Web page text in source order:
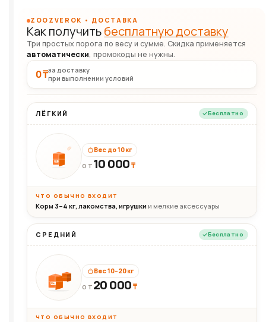
ZOOZVEROK • ДОСТАВКА
Как получитьбесплатную доставку
Три простых порога по весу и сумме. Скидка применяется
автоматически, промокоды не нужны.
0 ₸за доставку
при выполнении условий
ЛЁГКИЙ Бесплатно
10кг
Вес до 10 кг
ОТ 10 000₸
ЧТО ОБЫЧНО ВХОДИТ
Корм 3–4 кг, лакомства, игрушки и мелкие аксессуары
СРЕДНИЙ Бесплатно
20кг
Вес 10–20 кг
ОТ 20 000₸
ЧТО ОБЫЧНО ВХОДИТ